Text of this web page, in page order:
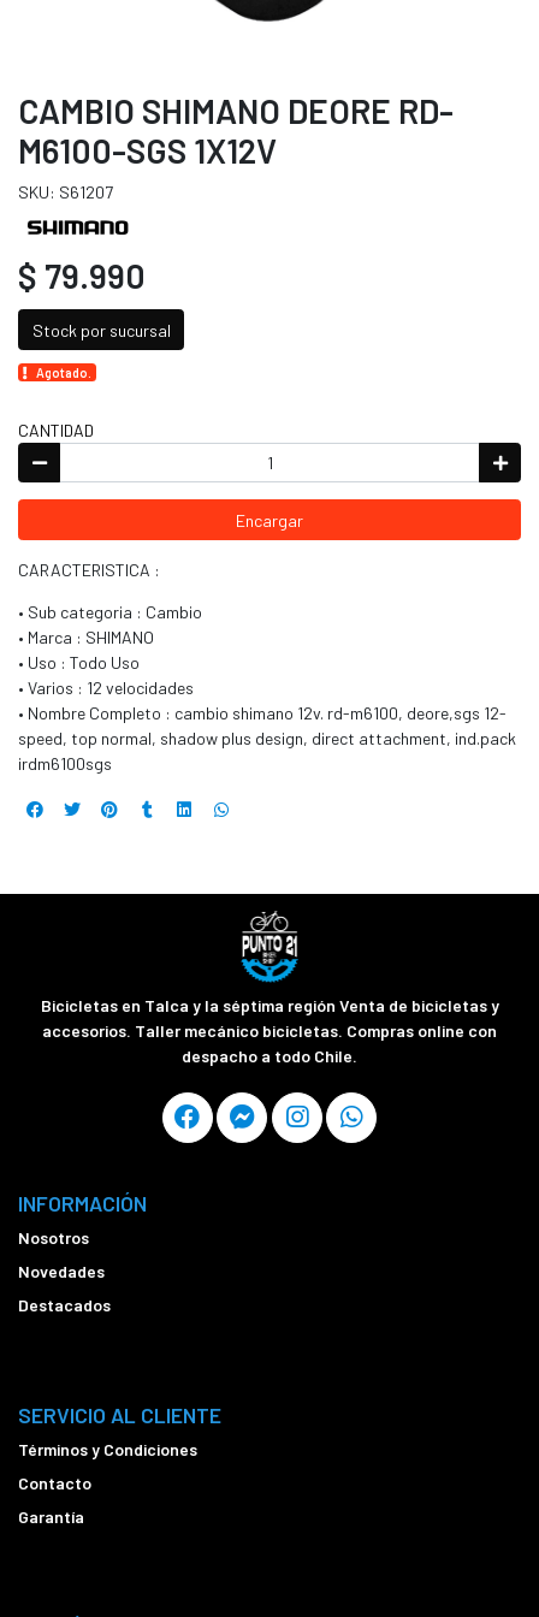
CAMBIO SHIMANO DEORE RD-
M6100-SGS 1X12V
SKU: S61207
$ 79.990
Stock por sucursal
Agotado.
CANTIDAD
Encargar
CARACTERISTICA :
• Sub categoria : Cambio
• Marca : SHIMANO
• Uso : Todo Uso
• Varios : 12 velocidades
• Nombre Completo : cambio shimano 12v. rd-m6100, deore,sgs 12-
speed, top normal, shadow plus design, direct attachment, ind.pack
irdm6100sgs
Bicicletas en Talca y la séptima región Venta de bicicletas y
accesorios. Taller mecánico bicicletas. Compras online con
despacho a todo Chile.
INFORMACIÓN
Nosotros
Novedades
Destacados
SERVICIO AL CLIENTE
Términos y Condiciones
Contacto
Garantía